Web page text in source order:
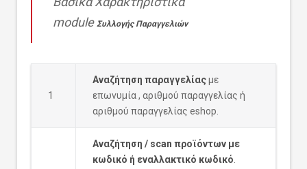
module Συλλογής Παραγγελιών
1
Αναζήτηση παραγγελίαςμε
επωνυμία , αριθμού παραγγελίας ή
αριθμού παραγγελίας eshop.
Αναζήτηση / scan προϊόντων με
κωδικό ή εναλλακτικό κωδικό